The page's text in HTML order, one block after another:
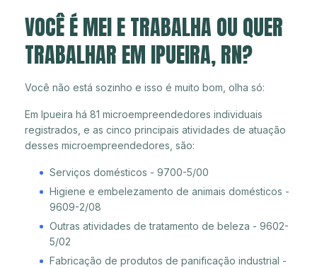
VOCÊ É MEI E TRABALHA OU QUER
TRABALHAR EM IPUEIRA, RN?
Você não está sozinho e isso é muito bom, olha só:
Em Ipueira há 81 microempreendedores individuais
registrados, e as cinco principais atividades de atuação
desses microempreendedores, são:
Serviços domésticos - 9700-5/00
Higiene e embelezamento de animais domésticos -
9609-2/08
Outras atividades de tratamento de beleza - 9602-
5/02
Fabricação de produtos de panificação industrial -